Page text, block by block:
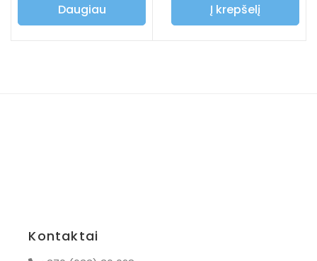
Daugiau Į krepšelį
Kontaktai